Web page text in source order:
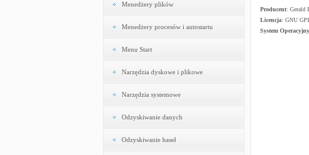
Menedżery plików
Menedżery procesów i autostartu
Menu Start
Narzędzia dyskowe i plikowe
Narzędzia systemowe
Odzyskiwanie danych
Odzyskiwanie haseł
Producent: Gerald
Licencja: GNU
System Operacyjny